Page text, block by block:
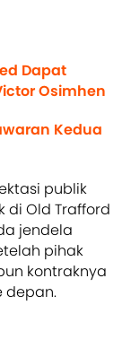
Dapat
Osimhen
Kedua
publik
di Old Trafford
jendela
pihak
kontraknya
depan.